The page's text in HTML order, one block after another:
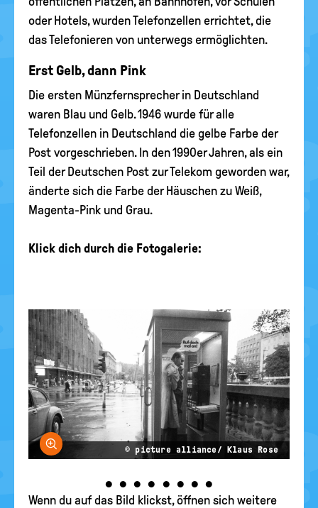
oder Hotels, wurden Telefonzellen errichtet, die
das Telefonieren von unterwegs ermöglichten.
Erst Gelb, dann Pink
Die ersten Münzfernsprecher in Deutschland
waren Blau und Gelb. 1946 wurde für alle
Telefonzellen in Deutschland die gelbe Farbe der
Post vorgeschrieben. In den 1990er Jahren, als ein
Teil der Deutschen Post zur Telekom geworden war,
änderte sich die Farbe der Häuschen zu Weiß,
Magenta-Pink und Grau.
Klick dich durch die Fotogalerie:
Bild vergrößern
© picture alliance/ Klaus Rose
•••• ••••
Wenn du auf das Bild klickst, öffnen sich weitere